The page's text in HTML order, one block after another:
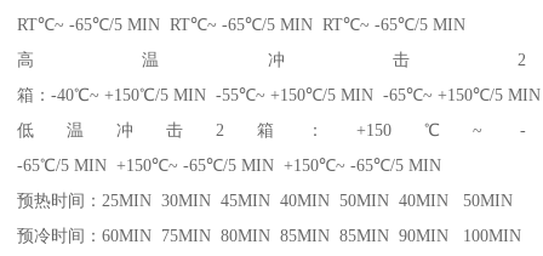
RT℃~ -65℃/5 MIN RT℃~ -65℃/5 MIN RT℃~ -65℃/5 MIN
高温冲击2
箱：-40℃~ +150℃/5 MIN -55℃~ +150℃/5 MIN -65℃~ +150℃/5 MIN
低温冲击2箱：+150℃~ -
-65℃/5 MIN +150℃~ -65℃/5 MIN +150℃~ -65℃/5 MIN
预热时间：25MIN 30MIN 45MIN 40MIN 50MIN 40MIN 50MIN
预冷时间：60MIN 75MIN 80MIN 85MIN 85MIN 90MIN 100MIN